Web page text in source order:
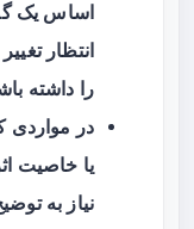
اساس یک
انتظار
را داشته
در مواردی
یا خاصیت
نیاز به